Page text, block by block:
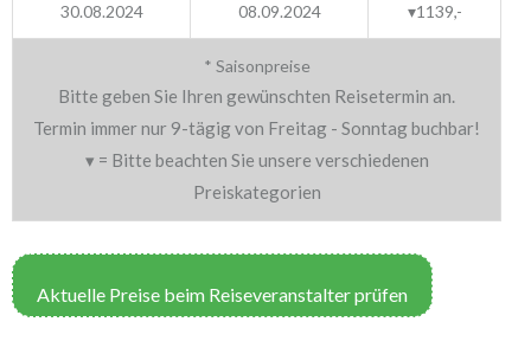
30.08.2024 08.09.2024 ▾1139,-
* Saisonpreise
Bitte geben Sie Ihren gewünschten Reisetermin an.
Termin immer nur 9-tägig von Freitag - Sonntag buchbar!
▾ = Bitte beachten Sie unsere verschiedenen
Preiskategorien
Aktuelle Preise beim Reiseveranstalter prüfen